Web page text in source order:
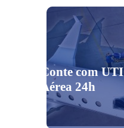
Conte com UTI
Aérea 24h